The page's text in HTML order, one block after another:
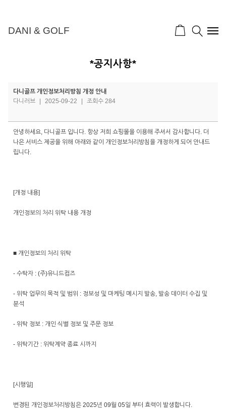
DANI & GOLF
*공지사항*
다니골프 개인정보처리방침 개정 안내
다니러브
2025-09-22 조회수 284
안녕하세요, 다니골프 입니다. 항상 저희 쇼핑몰을 이용해 주셔서 감사합니다. 더
나은 서비스 제공을 위해 아래와 같이 개인정보처리방침을 개정하게 되어 안내드
립니다.
[개정 내용]
개인정보의 처리 위탁 내용 개정
■ 개인정보의 처리 위탁
- 수탁자 : (주)유니드컴즈
- 위탁 업무의 목적 및 범위 : 정보성 및 마케팅 메시지 발송, 발송 데이터 수집 및
분석
- 위탁 정보 : 개인 식별 정보 및 주문 정보
- 위탁기간 : 위탁계약 종료 시까지
[시행일]
변경된 개인정보처리방침은 2025년 09월 05일 부터 효력이 발생합니다.